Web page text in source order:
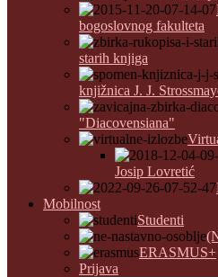
bogoslovnog fakulteta
starih knjiga
knjižnica J. J.
"Diacovensiana"
Josip Lovretić
Mobilnost
Studenti
ERASMUS+
Prijava